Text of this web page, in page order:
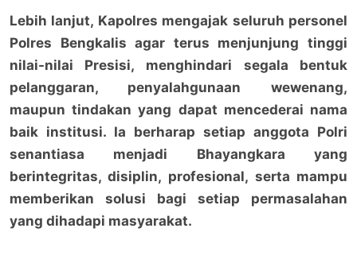
Lebih lanjut, Kapolres mengajak seluruh personel
Polres Bengkalis agar terus menjunjung tinggi
nilai-nilai Presisi, menghindari segala bentuk
pelanggaran, penyalahgunaan wewenang,
maupun tindakan yang dapat mencederai nama
baik institusi. Ia berharap setiap anggota Polri
senantiasa menjadi Bhayangkara yang
berintegritas, disiplin, profesional, serta mampu
memberikan solusi bagi setiap permasalahan
yang dihadapi masyarakat.